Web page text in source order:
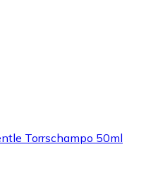
Torrschampo 50ml